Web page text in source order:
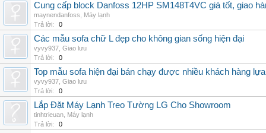
Cung cấp block Danfoss 12HP SM148T4VC giá tốt, giao
maynendanfoss
Máy lạnh
Trả lời:
0
Các mẫu sofa chữ L đẹp cho không gian sống hiện đại
vyvy937 Giao lưu
Trả lời:
0
Top mẫu sofa hiện đại bán chạy được nhiều khách hàng
vyvy937 Giao lưu
Trả lời:
0
Lắp Đặt Máy Lạnh Treo Tường LG Cho Showroom
tinhtrieuan Máy lạnh
Trả lời:
0